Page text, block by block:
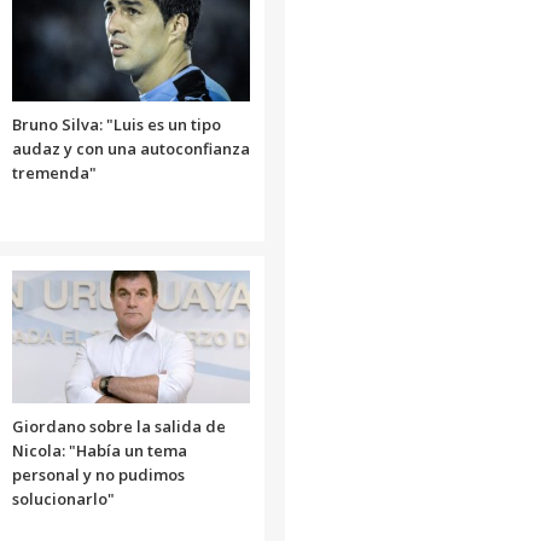
el
volumen.
Bruno Silva: "Luis es un tipo
audaz y con una autoconfianza
tremenda"
Giordano sobre la salida de
Nicola: "Había un tema
personal y no pudimos
solucionarlo"